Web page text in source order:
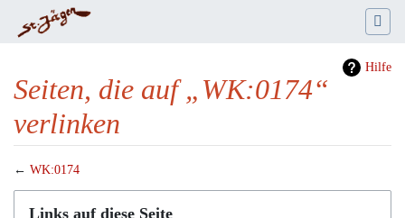
Hilfe
Seiten, die auf „WK:0174“
verlinken
← WK:0174
Wechseln zu:Navigation,Suche
Links auf diese Seite